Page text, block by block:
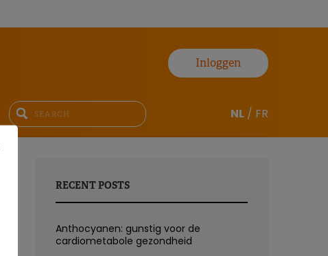
Inloggen
NL / FR
RECENT POSTS
Anthocyanen: gunstig voor de
cardiometabole gezondheid